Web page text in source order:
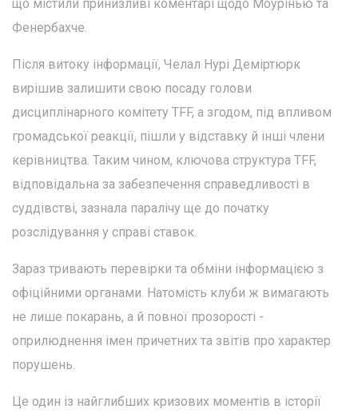
що містили принизливі коментарі щодо Моурінью та
Фенербахче.
Після витоку інформації, Челал Нурі Деміртюрк
вирішив залишити свою посаду голови
дисциплінарного комітету TFF, а згодом, під впливом
громадської реакції, пішли у відставку й інші члени
керівництва. Таким чином, ключова структура TFF,
відповідальна за забезпечення справедливості в
суддівстві, зазнала паралічу ще до початку
розслідування у справі ставок.
Зараз тривають перевірки та обміни інформацією з
офіційними органами. Натомість клуби ж вимагають
не лише покарань, а й повної прозорості -
оприлюднення імен причетних та звітів про характер
порушень.
Це один із найглибших кризових моментів в історії